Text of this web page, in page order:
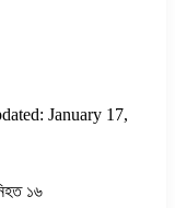
January 17,
১৬